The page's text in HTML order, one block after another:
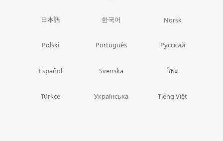
日本語 한국어 Norsk
Polski Português Русский
Español Svenska ไทย
Türkçe Українська Tiếng Việt